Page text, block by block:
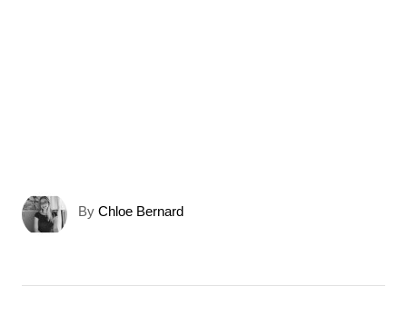
By A
Chloe Bernard